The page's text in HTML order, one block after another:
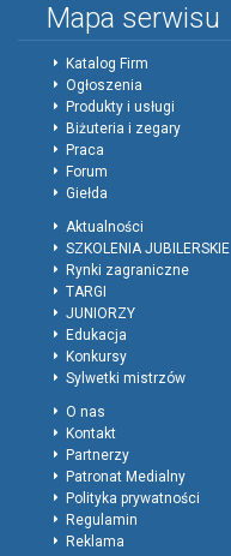
Mapa serwisu
Katalog Firm
Ogłoszenia
Produkty i usługi
Biżuteria i zegary
Praca
Forum
Giełda
Aktualności
SZKOLENIA JUBILERSKIE
Rynki zagraniczne
TARGI
JUNIORZY
Edukacja
Konkursy
Sylwetki mistrzów
O nas
Kontakt
Partnerzy
Patronat Medialny
Polityka prywatności
Regulamin
Reklama